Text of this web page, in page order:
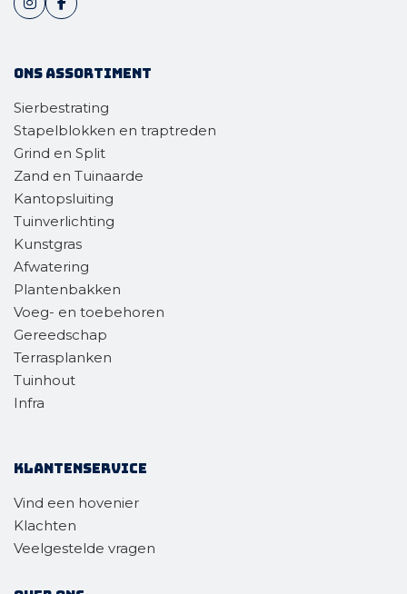
Ons assortiment
Sierbestrating
Stapelblokken en traptreden
Grind en Split
Zand en Tuinaarde
Kantopsluiting
Tuinverlichting
Kunstgras
Afwatering
Plantenbakken
Voeg- en toebehoren
Gereedschap
Terrasplanken
Tuinhout
Infra
Klantenservice
Vind een hovenier
Klachten
Veelgestelde vragen